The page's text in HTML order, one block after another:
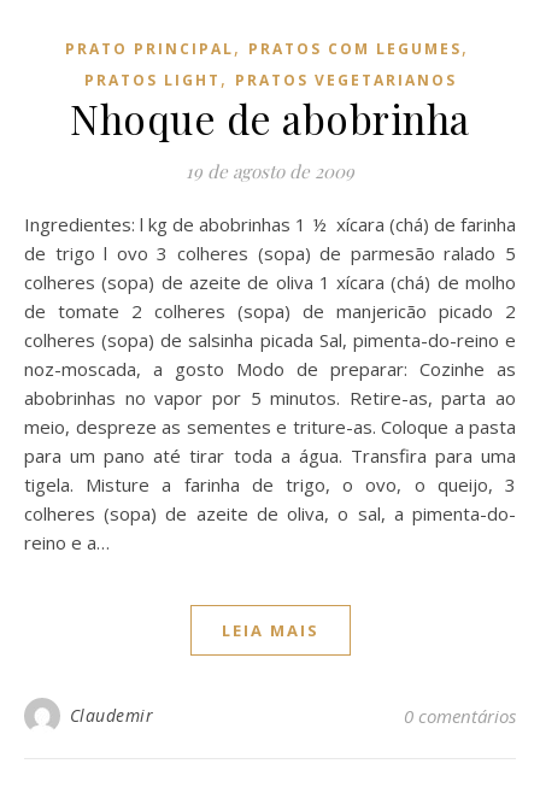
PRATO PRINCIPAL, PRATOS COM LEGUMES,
PRATOS LIGHT , PRATOS VEGETARIANOS
Nhoque de abobrinha
19 de agosto de 2009
Ingredientes: l kg de abobrinhas 1 ½ xícara (chá) de farinha
de trigo l ovo 3 colheres (sopa) de parmesão ralado 5
colheres (sopa) de azeite de oliva 1 xícara (chá) de molho
de tomate 2 colheres (sopa) de manjericão picado 2
colheres (sopa) de salsinha picada Sal, pimenta-do-reino e
noz-moscada, a gosto Modo de preparar: Cozinhe as
abobrinhas no vapor por 5 minutos. Retire-as, parta ao
meio, despreze as sementes e triture-as. Coloque a pasta
para um pano até tirar toda a água. Transfira para uma
tigela. Misture a farinha de trigo, o ovo, o queijo, 3
colheres (sopa) de azeite de oliva, o sal, a pimenta-do-
reino e a…
LEIA MAIS
Claudemir 0 comentários